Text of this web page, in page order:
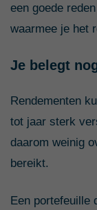
een goede
waarmee je het
Je belegt
Rendementen
tot jaar sterk
daarom weinig
bereikt.
Een portefeuille